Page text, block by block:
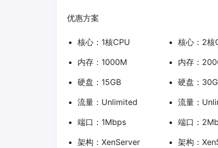
优惠方案
核心：1核CPU
内存：1000M
硬盘：15GB
流量：Unlimited
端口：1Mbps
架构：XenServer
核心：2核
内存：
硬盘：
流量：
端口：
架构：